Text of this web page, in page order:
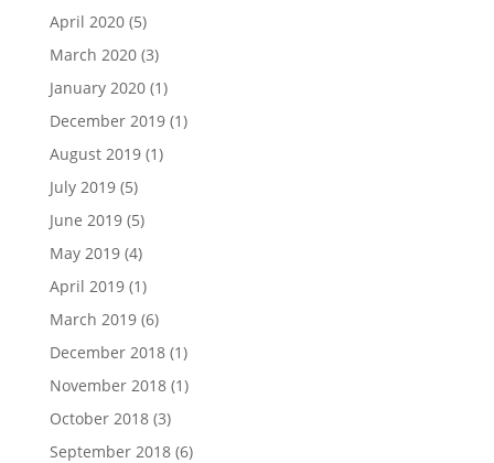
April 2020(5)
March 2020(3)
January 2020(1)
December 2019(1)
August 2019(1)
July 2019(5)
June 2019(5)
May 2019(4)
April 2019(1)
March 2019(6)
December 2018(1)
November 2018(1)
October 2018(3)
September 2018(6)